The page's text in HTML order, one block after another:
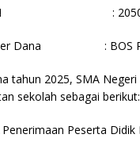
:
Dana : BOS
tahun 2025, SMA
sekolah sebagai berikut:
Penerimaan Peserta Didik